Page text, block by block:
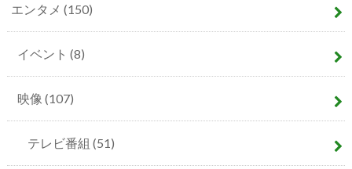
エンタメ (150)
イベント (8)
映像 (107)
テレビ番組 (51)